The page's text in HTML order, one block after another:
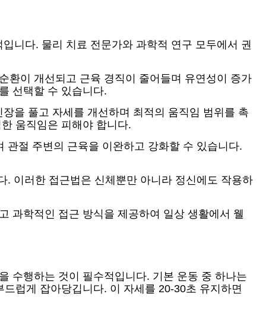
니다. 물리 치료 전문가와 과학적 연구 모두에서 권
환이 개선되고 근육 경직이 줄어들며 유연성이 증가
선택할 수 있습니다.
을 풀고 자세를 개선하며 최적의 움직임 범위를 촉
움직임은 피해야 합니다.
절 주변의 근육을 이완하고 강화할 수 있습니다.
이러한 접근법은 신체뿐만 아니라 정신에도 작용하
과학적인 접근 방식을 제공하여 일상 생활에서 웰
수행하는 것이 필수적입니다. 기본 운동 중 하나는
럽게 잡아당깁니다. 이 자세를 20-30초 유지하면